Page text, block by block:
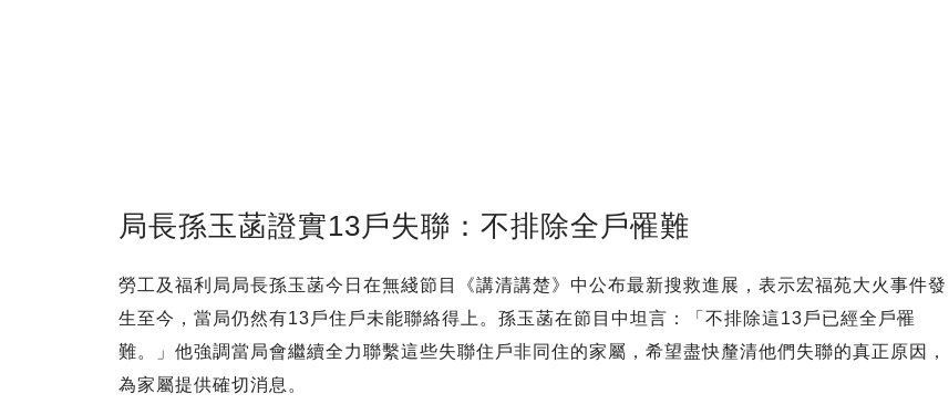
局長孫玉菡證實13戶失聯：不排除全戶罹難
勞工及福利局局長孫玉菡今日在無綫節目《講清講楚》中公布最新搜救進展，表示宏福苑大火事件發
生至今，當局仍然有13戶住戶未能聯絡得上。孫玉菡在節目中坦言：「不排除這13戶已經全戶罹
難。」他強調當局會繼續全力聯繫這些失聯住戶非同住的家屬，希望盡快釐清他們失聯的真正原因，
為家屬提供確切消息。